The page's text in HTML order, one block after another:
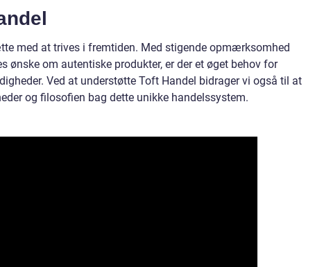
med at trives i fremtiden. Med stigende opmærksomhed
om autentiske produkter, er der et øget behov for
Ved at understøtte Toft Handel bidrager vi også til at
og filosofien bag dette unikke handelssystem.